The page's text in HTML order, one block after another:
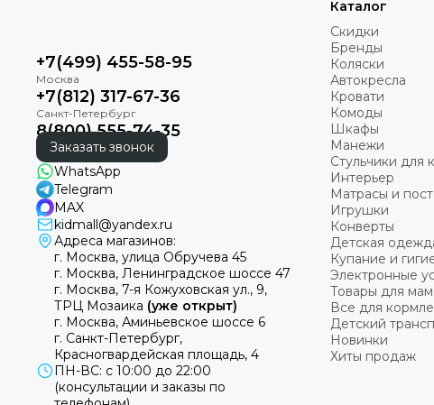
+7(499) 455-58-95
+7(812) 317-67-36
8(800) 555-74-35
Заказать звонок
WhatsApp
Telegram
MAX
kidmall@yandex.ru
Адреса магазинов:
г. Москва, улица Обручева 45
г. Москва, Ленинградское шоссе 47
г. Москва, 7-я Кожуховская ул., 9,
ТРЦ Мозаика (уже открыт)
г. Москва, Аминьевское шоссе 6
г. Санкт-Петербург,
Красногвардейская площадь, 4
ПН-ВС: с 10:00 до 22:00
(консультации и заказы по
Каталог
Скидки
Бренды
Коляски
Автокресла
Кровати
Комоды
Шкафы
Манежи
Стульчики для
Интерьер
Матрасы и
Игрушки
Конверты
Детская
Купание и
Электронные
Товары для мам
Все для
Детский
Новинки
Хиты продаж